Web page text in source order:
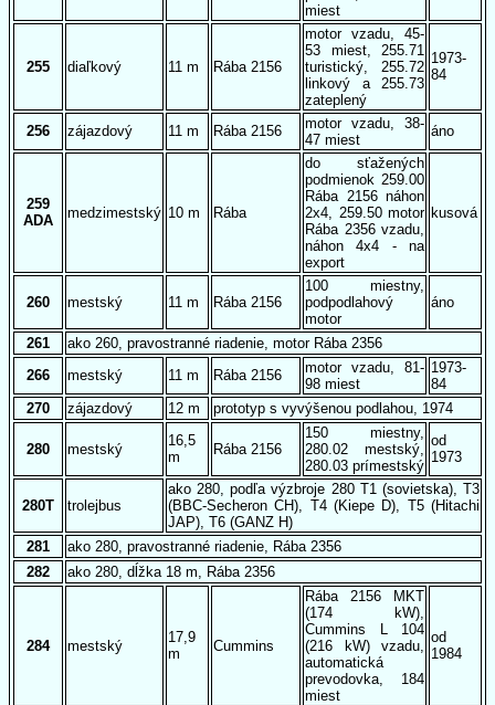
miest
255 diaľkový 11 m Rába 2156
motor vzadu, 45-
53 miest, 255.71
turistický, 255.72
linkový a 255.73
zateplený
1973-
84
256 zájazdový 11 m Rába 2156
motor vzadu, 38-
47 miest
áno
259
ADA
medzimestský 10 m Rába
do sťažených
podmienok 259.00
Rába 2156 náhon
2x4, 259.50 motor
Rába 2356 vzadu,
náhon 4x4 - na
export
kusová
260 mestský 11 m Rába 2156
100 miestny,
podpodlahový
motor
áno
261
ako 260, pravostranné riadenie, motor Rába 2356
266
mestský 11 m Rába 2156
motor vzadu, 81-
98 miest
1973-
84
270
zájazdový 12 m prototyp s vyvýšenou podlahou, 1974
280 mestský
16,5
m
Rába 2156
150 miestny,
280.02 mestský,
280.03 prímestský
od
1973
280T trolejbus
ako 280, podľa výzbroje 280 T1 (sovietska), T3
(BBC-Secheron CH), T4 (Kiepe D), T5 (Hitachi
JAP), T6 (GANZ H)
281
ako 280, pravostranné riadenie, Rába 2356
282
ako 280, dĺžka 18 m, Rába 2356
284 mestský
17,9
m
Cummins
Rába 2156 MKT
(174 kW),
Cummins L 104
(216 kW) vzadu,
automatická
prevodovka, 184
miest
od
1984